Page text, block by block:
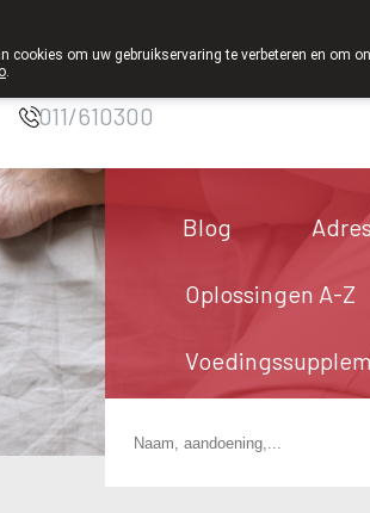
Apotheek Meysen
011/610300
Blog
Oplossingen A-Z
cookies om uw gebruikservaring te verbeteren en om
.